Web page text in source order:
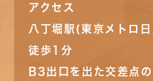
アクセス
八丁堀駅(東京メトロ
徒歩1分
B3出口を出た交差点